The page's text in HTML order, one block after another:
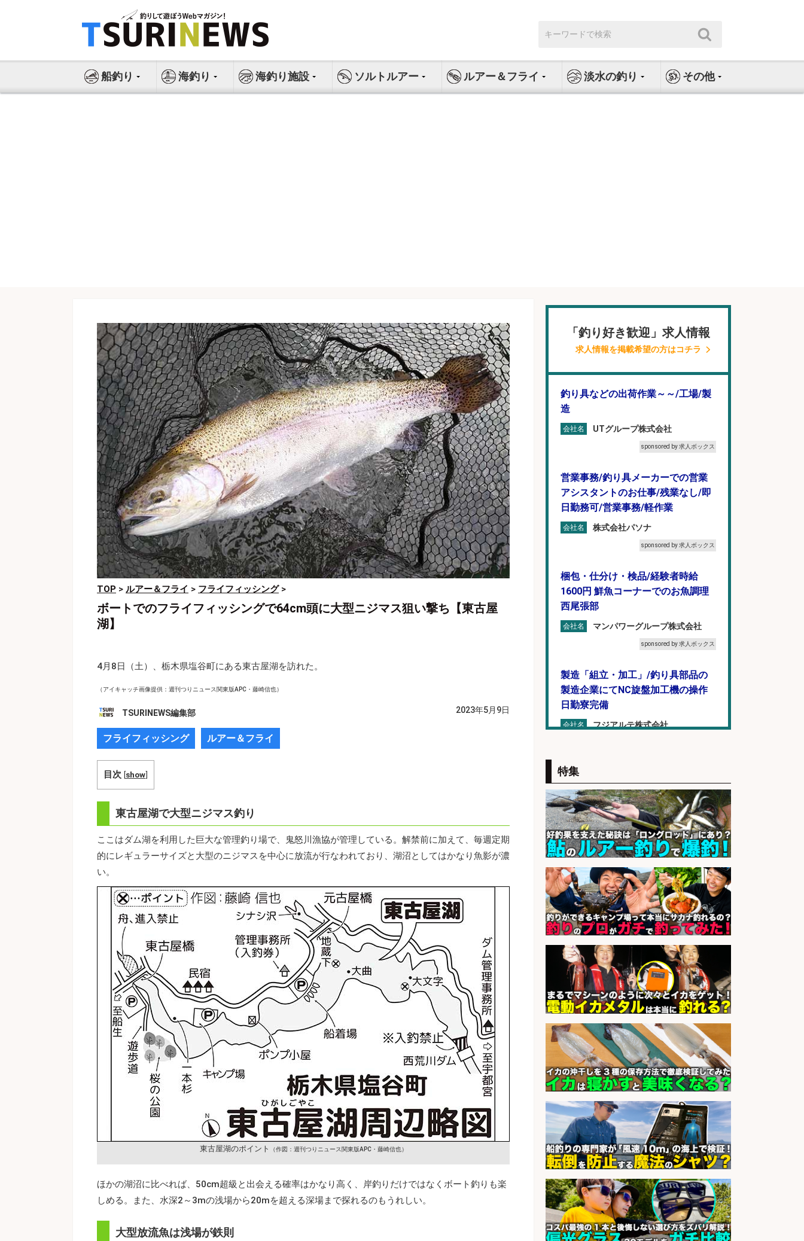
ス
索:
船釣り 海釣り 海釣り施設 ソルトルアー ルアー＆フライ 淡水の釣り その他
TOP > ルアー＆フライ > フライフィッシング>
ボートでのフライフィッシングで64cm頭に大型ニジマス狙い撃ち【東古屋
湖】
4月8日（土）、栃木県塩谷町にある東古屋湖を訪れた。
（アイキャッチ画像提供：週刊つりニュース関東版APC・藤崎信也）
TSURINEWS編集部 2023年5月9日
フライフィッシング ルアー＆フライ
目次 [show]
東古屋湖で大型ニジマス釣り
ここはダム湖を利用した巨大な管理釣り場で、鬼怒川漁協が管理している。解禁前に加えて、毎週定期
的にレギュラーサイズと大型のニジマスを中心に放流が行なわれており、湖沼としてはかなり魚影が濃
い。
東古屋湖のポイント （作図：週刊つりニュース関東版APC・藤崎信也）
ほかの湖沼に比べれば、50cm超級と出会える確率はかなり高く、岸釣りだけではなくボート釣りも楽
しめる。また、水深2～3mの浅場から20mを超える深場まで探れるのもうれしい。
大型放流魚は浅場が鉄則
「釣り好き歓迎」求人情報
求人情報を掲載希望の方はコチラ
釣り具などの出荷作業～～/工場/製
造
会社名 UTグループ株式会社
sponsored by 求人ボックス
営業事務/釣り具メーカーでの営業
アシスタントのお仕事/残業なし/即
日勤務可/営業事務/軽作業
会社名 株式会社パソナ
sponsored by 求人ボックス
梱包・仕分け・検品/経験者時給
1600円 鮮魚コーナーでのお魚調理
西尾張部
会社名 マンパワーグループ株式会社
sponsored by 求人ボックス
製造「組立・加工」/釣り具部品の
製造企業にてNC旋盤加工機の操作
日勤寮完備
会社名 フジアルテ株式会社
コンビニ/広島県/調理なし・軽作業
スタート お魚のパック詰め 品出し/
週4日から勤務OK/希望休が取得で
きる
会社名 株式会社ホットスタッフ五日市
sponsored by 求人ボックス
配達/ドライバー/ドライバー補助 魚
の梱包 年齢経験不問/完全週休2日で
最低月収33万円保証
会社名 株式会社ワイズ
sponsored by 求人ボックス
コンビニ/広島県/魚を捌ける方必見
鮮魚コーナーでの加工作業/週4日か
ら勤務OK/残業少なめ
会社名 株式会社ホットスタッフ五日市
sponsored by 求人ボックス
レジカウンター/夕方勤務で時給UP
お釣りの計算不要の簡単レジ1日2時
間
会社名 オーケー株式会社
sponsored by 求人ボックス
レジカウンター/お釣りの計算不要
の簡単レジ 未経験も安心の研修あり
1日2h
会社名 オーケー株式会社
特集